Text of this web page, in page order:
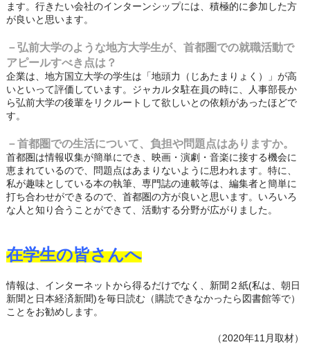
ます。行きたい会社のインターンシップには、積極的に参加した方
が良いと思います。
－弘前大学のような地方大学生が、首都圏での就職活動で
アピールすべき点は？
企業は、地方国立大学の学生は「地頭力（じあたまりょく）」が高
いといって評価しています。ジャカルタ駐在員の時に、人事部長か
ら弘前大学の後輩をリクルートして欲しいとの依頼があったほどで
す。
－首都圏での生活について、負担や問題点はありますか。
首都圏は情報収集が簡単にでき、映画・演劇・音楽に接する機会に
恵まれているので、問題点はあまりないように思われます。特に、
私が趣味としている本の執筆、専門誌の連載等は、編集者と簡単に
打ち合わせができるので、首都圏の方が良いと思います。いろいろ
な人と知り合うことができて、活動する分野が広がりました。
在学生の皆さんへ
情報は、インターネットから得るだけでなく、新聞２紙(私は、朝日
新聞と日本経済新聞)を毎日読む（購読できなかったら図書館等で）
ことをお勧めします。
（2020年11月取材）